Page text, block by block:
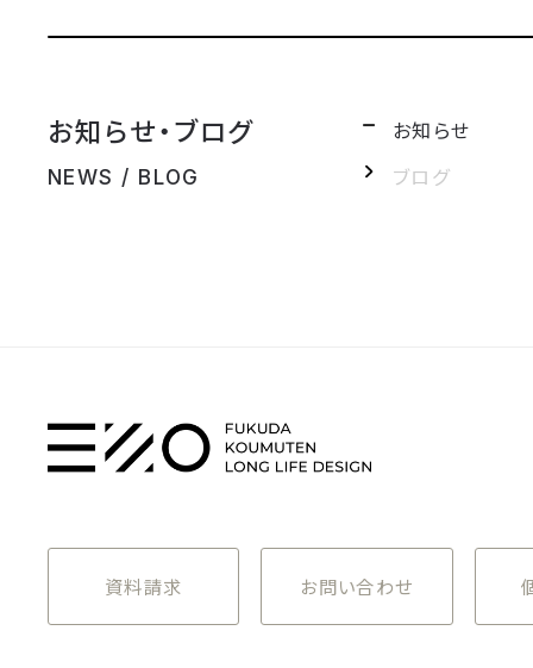
お知らせ・ブログ
NEWS / BLOG
お知らせ
ブログ
資料請求 お問い合わせ